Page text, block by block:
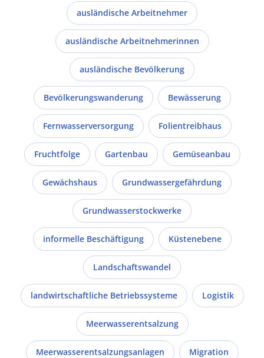
ausländische Arbeitnehmer
ausländische Arbeitnehmerinnen
ausländische Bevölkerung
Bevölkerungswanderung Bewässerung
Fernwasserversorgung Folientreibhaus
Fruchtfolge Gartenbau Gemüseanbau
Gewächshaus Grundwassergefährdung
Grundwasserstockwerke
informelle Beschäftigung Küstenebene
Landschaftswandel
landwirtschaftliche Betriebssysteme Logistik
Meerwasserentsalzung
Meerwasserentsalzungsanlagen Migration